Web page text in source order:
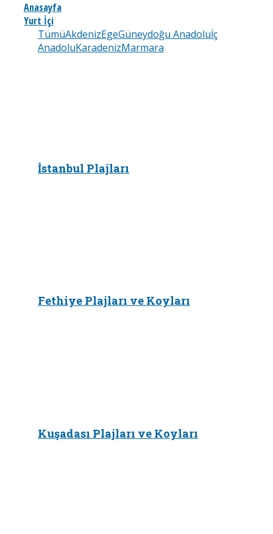
Anasayfa
Yurt İçi
TümüAkdenizEgeGüneydoğu Anadoluİç
AnadoluKaradenizMarmara
İstanbul Plajları
Fethiye Plajları ve Koyları
Kuşadası Plajları ve Koyları